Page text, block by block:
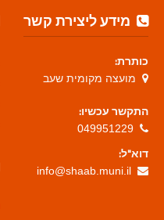
מידע ליצירת קשר
כותרת:
מועצה מקומית שעב
התקשר עכשיו:
049951229
דוא"ל:
info@shaab.muni.il